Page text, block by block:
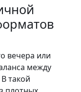
вечера или
между
такой